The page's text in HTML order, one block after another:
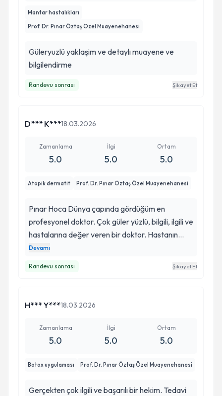
Mantar hastalıkları
Prof. Dr. Pınar Öztaş Özel Muayenehanesi
Güleryuzlü yaklaşim ve detaylı muayene ve
bilgilendirme
Randevu sonrası Şikayet Et
D*** K***18.03.2026
Zamanlama
5.0
İlgi
5.0
Ortam
5.0
Atopik dermatit Prof. Dr. Pınar Öztaş Özel Muayenehanesi
Pınar Hoca Dünya çapında gördüğüm en
profesyonel doktor. Çok güler yüzlü, bilgili, ilgili ve
hastalarına değer veren bir doktor. Hastanın
hem moralini hem de hastalığını hemen iyileştiren,
Devamı
Randevu sonrası Şikayet Et
H*** Y***18.03.2026
Zamanlama
5.0
İlgi
5.0
Ortam
5.0
Botox uygulaması Prof. Dr. Pınar Öztaş Özel Muayenehanesi
Gerçekten çok ilgili ve başarılı bir hekim. Tedavi